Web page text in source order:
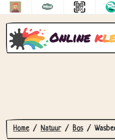
Online kle
Home Natuur Bos